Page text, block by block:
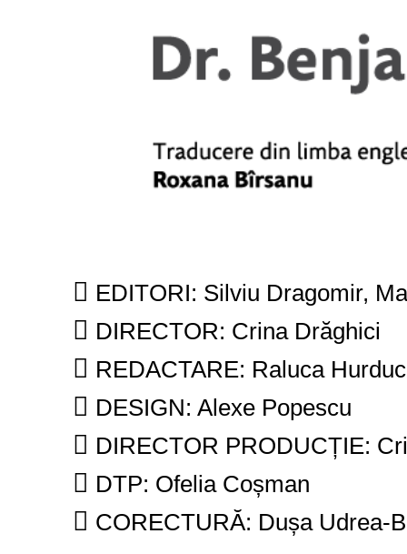
 EDITORI: Silviu Dragomir,
 DIRECTOR: Crina Drăghici
 REDACTARE: Raluca Hurduc
 DESIGN: Alexe Popescu
 DIRECTOR PRODUCȚIE:
 DTP: Ofelia Coșman
 CORECTURĂ: Dușa Udrea-